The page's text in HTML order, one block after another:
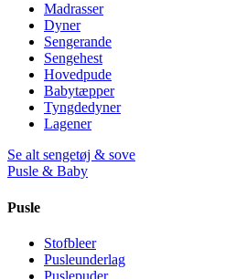
Madrasser
Dyner
Sengerande
Sengehest
Hovedpude
Babytæpper
Tyngdedyner
Lagener
Se alt sengetøj & sove
Pusle & Baby
Pusle
Stofbleer
Pusleunderlag
Puslepuder